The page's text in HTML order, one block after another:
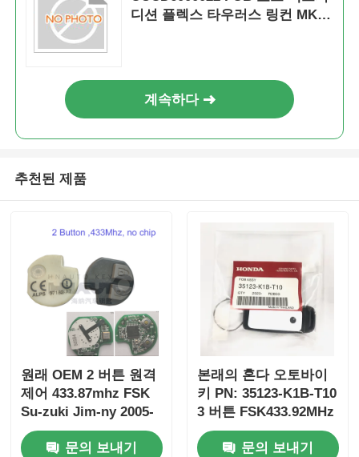
디션 플렉스 타우러스 링컨 MKZ
계속하다
추천된 제품
원래 OEM 2 버튼 원격
제어 433.87mhz FSK
Su-zuki Jim-ny 2005-
2017 칩 없음 37182-A7
도매 MOQ 50pcs 전용
문의 보내기
본래의 혼다 오토바이
키 PN: 35123-K1B-T10
3 버튼 FSK433.92MHz
ID47chip 원격 자동차
키
문의 보내기